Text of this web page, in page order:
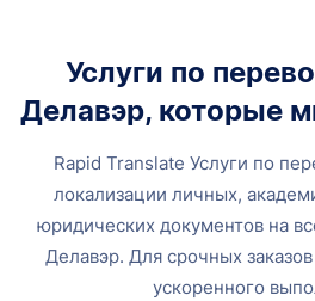
Услуги по
Делавэр, которые
Rapid Translate Услуги по
локализации личных,
юридических документов на
Делавэр. Для срочных
ускоренного